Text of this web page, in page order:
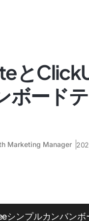
と
ボード
Marketing Manager
シンプルカンバンボ